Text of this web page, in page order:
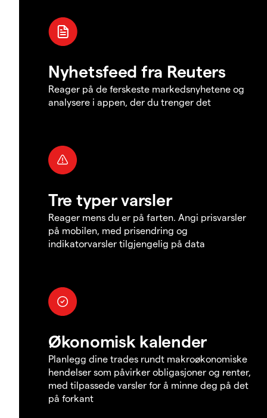
Nyhetsfeed fra Reuters
Reager på de ferskeste markedsnyhetene og
analysere i appen, der du trenger det
Tre typer varsler
Reager mens du er på farten. Angi prisvarsler
på mobilen, med prisendring og
indikatorvarsler tilgjengelig på data
Økonomisk kalender
Planlegg dine trades rundt makroøkonomiske
hendelser som påvirker obligasjoner og renter,
med tilpassede varsler for å minne deg på det
på forkant